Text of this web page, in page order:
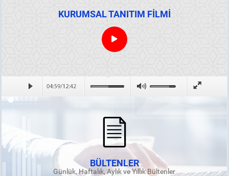
KURUMSAL TANITIM FİLMİ
BÜLTENLER
Günlük, Haftalık, Aylık ve Yıllık Bültenler